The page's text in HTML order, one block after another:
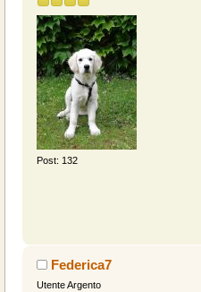
Post: 132
Federica7
Utente Argento